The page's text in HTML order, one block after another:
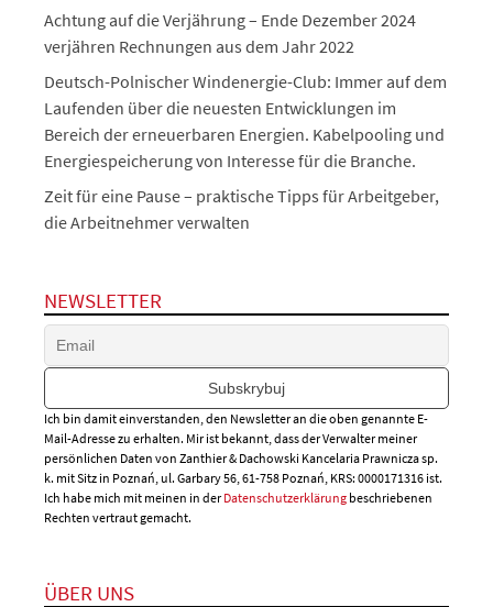
Achtung auf die Verjährung – Ende Dezember 2024
verjähren Rechnungen aus dem Jahr 2022
Deutsch-Polnischer Windenergie-Club: Immer auf dem
Laufenden über die neuesten Entwicklungen im
Bereich der erneuerbaren Energien. Kabelpooling und
Energiespeicherung von Interesse für die Branche.
Zeit für eine Pause – praktische Tipps für Arbeitgeber,
die Arbeitnehmer verwalten
NEWSLETTER
Ich bin damit einverstanden, den Newsletter an die oben genannte E-
Mail-Adresse zu erhalten. Mir ist bekannt, dass der Verwalter meiner
persönlichen Daten von Zanthier & Dachowski Kancelaria Prawnicza sp.
k. mit Sitz in Poznań, ul. Garbary 56, 61-758 Poznań, KRS: 0000171316 ist.
Ich habe mich mit meinen in derDatenschutzerklärung beschriebenen
Rechten vertraut gemacht.
ÜBER UNS